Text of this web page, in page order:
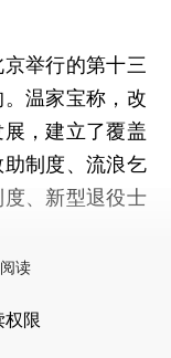
举行的第十三
温家宝称，改
，建立了覆盖
制度、流浪乞
、新型退役士
读
权限